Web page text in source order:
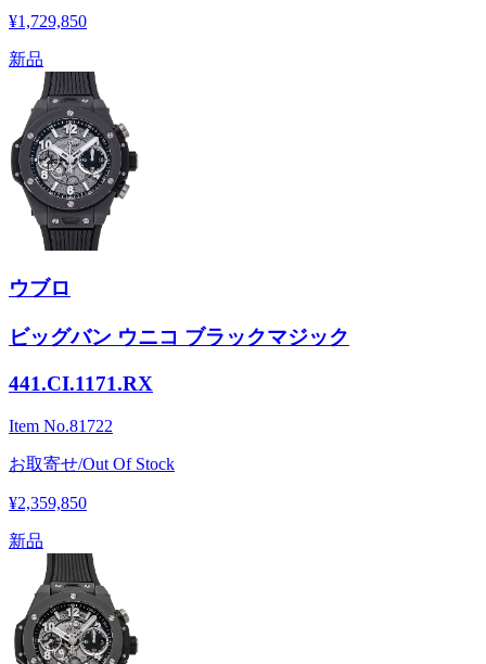
¥1,729,850
新品
ウブロ
ビッグバン ウニコ ブラックマジック
441.CI.1171.RX
Item No.81722
お取寄せ/Out Of Stock
¥2,359,850
新品